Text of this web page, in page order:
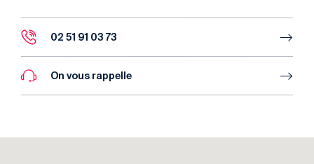
02 51 91 03 73
On vous rappelle